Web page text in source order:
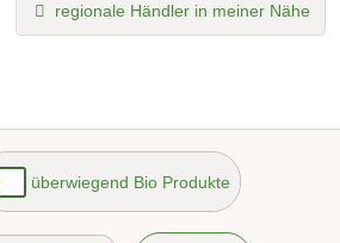
regionale Händler in meiner Nähe
überwiegend Bio Produkte